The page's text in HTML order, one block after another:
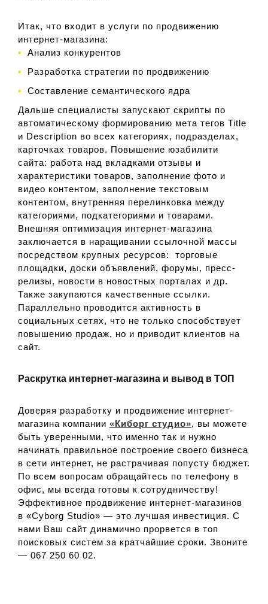
Итак, что входит в услуги по продвижению
интернет-магазина:
Анализ конкурентов
Разработка стратегии по продвижению
Составление семантического ядра
Дальше специалисты запускают скрипты по
автоматическому формированию мета тегов Title
и Description во всех категориях, подразделах,
карточках товаров. Повышение юзабилити
сайта: работа над вкладками отзывы и
характеристики товаров, заполнение фото и
видео контентом, заполнение текстовым
контентом, внутренняя перелинковка между
категориями, подкатегориями и товарами.
Внешняя оптимизация интернет-магазина
заключается в наращивании ссылочной массы
посредством крупных ресурсов: торговые
площадки, доски объявлений, форумы, пресс-
релизы, новости в новостных порталах и др.
Также закупаются качественные ссылки.
Параллельно проводится активность в
социальных сетях, что не только способствует
повышению продаж, но и приводит клиентов на
сайт.
Раскрутка интернет-магазина и вывод в ТОП
Доверяя разработку и продвижение интернет-
магазина компании «Киборг студио», вы можете
быть уверенными, что именно так и нужно
начинать правильное построение своего бизнеса
в сети интернет, не растрачивая попусту бюджет.
По всем вопросам обращайтесь по телефону в
офис, мы всегда готовы к сотрудничеству!
Эффективное продвижение интернет-магазинов
в «Cyborg Studio» — это лучшая инвестиция. С
нами Ваш сайт динамично прорвется в топ
поисковых систем за кратчайшие сроки. Звоните
— 067 250 60 02.